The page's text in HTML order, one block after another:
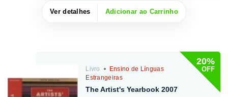
Ver detalhes Adicionar ao Carrinho
20%
OFF
Livro
Ensino de Línguas
Estrangeiras
The Artist's Yearbook 2007